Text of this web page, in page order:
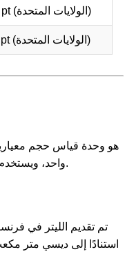
1056.68820943 pt (الولايات المتحدة)
2113.37641887 pt (الولايات المتحدة)
واحد، ويستخدم عادة لقياس السوائل والمواد الأخرى.
استنادًا إلى ديسي متر